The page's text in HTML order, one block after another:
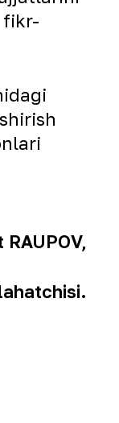
fikr-